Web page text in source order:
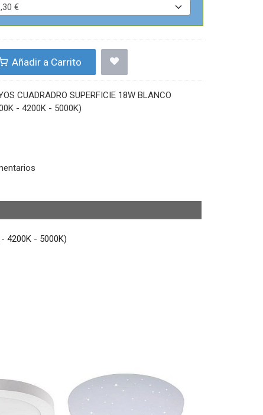
Añadir a Carrito
CUADRADRO SUPERFICIE 18W BLANCO
- 4200K - 5000K)
- 4200K - 5000K)